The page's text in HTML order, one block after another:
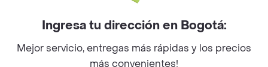
Facebook
Twitter
Instagram
©2026Rappi Inc. All rights reserved.
Ingresa tu dirección en Bogotá:
Mejor servicio, entregas más rápidas y los precios
más convenientes!